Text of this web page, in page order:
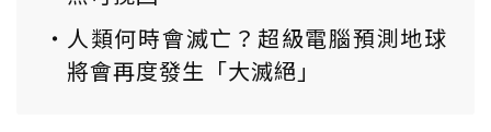
人類何時會滅亡？超級電腦預測地球
將會再度發生「大滅絕」